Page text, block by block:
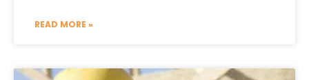
READ MORE »